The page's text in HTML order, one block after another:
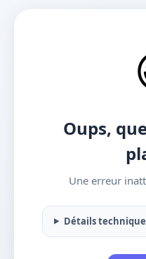
Oups,
Une erreur
Détails